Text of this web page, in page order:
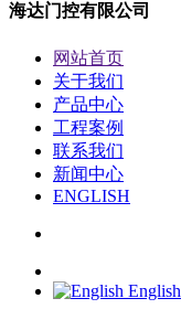
海达门控有限公司
网站首页
关于我们
产品中心
工程案例
联系我们
新闻中心
ENGLISH
English